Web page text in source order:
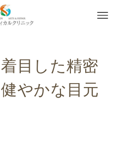
目した精密
やかな目元